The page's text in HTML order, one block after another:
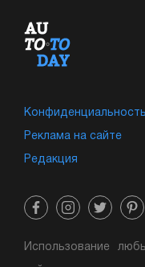
Конфиденциальность
Реклама на сайте
Редакция
Использование